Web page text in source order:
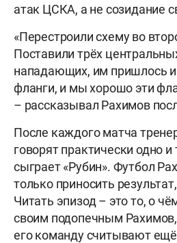
атак ЦСКА, а не созидание
«Перестроили схему во
Поставили трёх
нападающих, им пришлось
фланги, и мы хорошо эти
– рассказывал Рахимов
После каждого матча
говорят практически одно
сыграет «Рубин». Футбол
только приносить
Читать эпизод – это то, о
своим подопечным Рахимов,
его команду считывают ещё